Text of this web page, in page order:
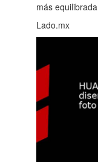
más
Lado.mx